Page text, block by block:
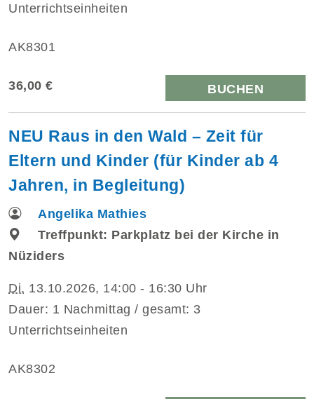
Unterrichtseinheiten
AK8301
36,00 € BUCHEN
NEU Raus in den Wald – Zeit für
Eltern und Kinder (für Kinder ab 4
Jahren, in Begleitung)
Angelika Mathies
Treffpunkt: Parkplatz bei der Kirche in
Nüziders
Di. 13.10.2026, 14:00 - 16:30 Uhr
Dauer: 1 Nachmittag / gesamt: 3
Unterrichtseinheiten
AK8302